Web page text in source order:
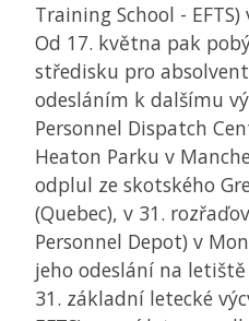
Training School -
Od 17. května pak
středisku pro
odesláním k dalšímu
Personnel Dispatch
Heaton Parku v
odplul ze skotského
(Quebec), v 31.
Personnel Depot) v
jeho odeslání na
31. základní letecké